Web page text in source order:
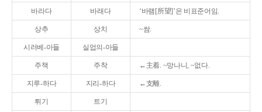
바라다 바래다 ‘바램[所望]’은 비표준어임.
상추 상치 ~쌈.
시러베-아들 실업의-아들
주책 주착 ←主着. ~망나니, ~없다.
지루-하다 지리-하다 ←支離.
튀기 트기